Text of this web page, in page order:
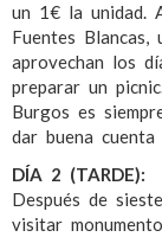
un 1€ la unidad.
Fuentes Blancas,
aprovechan los
preparar un
Burgos es
dar buena
DÍA 2 (TARDE):
Después de
visitar